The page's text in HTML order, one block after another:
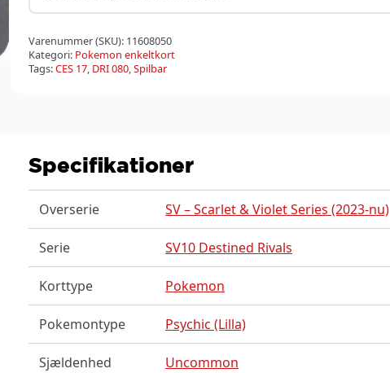
Varenummer (SKU): 11608050
Kategori: Pokemon enkeltkort
Tags:CES 17, DRI 080,Spilbar
Specifikationer
Overserie SV – Scarlet & Violet Series (2023-nu)
Serie SV10 Destined Rivals
Korttype Pokemon
Pokemontype Psychic (Lilla)
Sjældenhed Uncommon